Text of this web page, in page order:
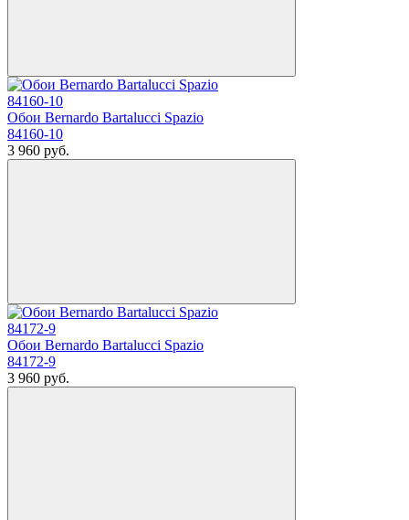
Обои Bernardo Bartalucci Spazio
84160-10
3 960 руб.
Обои Bernardo Bartalucci Spazio
84172-9
3 960 руб.